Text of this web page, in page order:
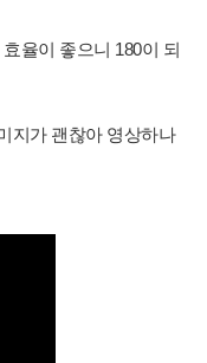
율이 좋으니 180이 되
지가 괜찮아 영상하나